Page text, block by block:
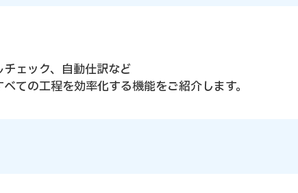
ェック、自動仕訳など
ての工程を効率化する機能をご紹介します。